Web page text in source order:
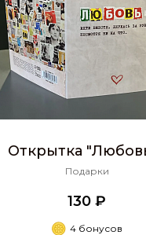
Открытка
Подарки
130 ₽
4 бонусов